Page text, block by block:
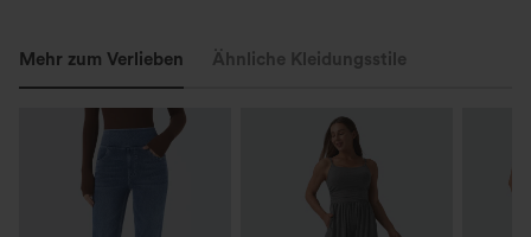
Mehr zum Verlieben Ähnliche Kleidungsstile